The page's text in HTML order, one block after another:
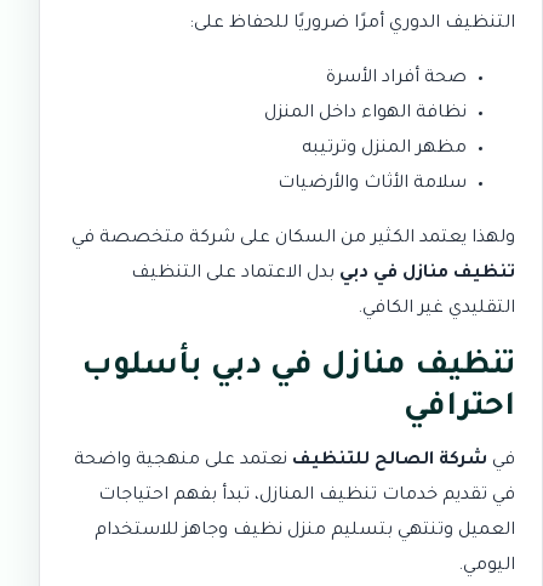
التنظيف الدوري أمرًا ضروريًا للحفاظ على:
صحة أفراد الأسرة
نظافة الهواء داخل المنزل
مظهر المنزل وترتيبه
سلامة الأثاث والأرضيات
ولهذا يعتمد الكثير من السكان على شركة متخصصة في
تنظيف منازل في دبي بدل الاعتماد على التنظيف
التقليدي غير الكافي.
تنظيف منازل في دبي بأسلوب
احترافي
في شركة الصالح للتنظيف نعتمد على منهجية واضحة
في تقديم خدمات تنظيف المنازل، تبدأ بفهم احتياجات
العميل وتنتهي بتسليم منزل نظيف وجاهز للاستخدام
اليومي.